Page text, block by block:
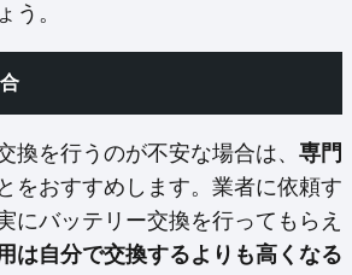
う。
換を行うのが不安な場合は、 専門
をおすすめします。業者に依頼す
にバッテリー交換を行ってもらえ
は自分で交換するよりも高くなる